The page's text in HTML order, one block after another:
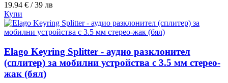
19.94 € / 39 лв
Купи
Elago Keyring Splitter - аудио разклонител
(сплитер) за мобилни устройства с 3.5 мм стерео-
жак (бял)